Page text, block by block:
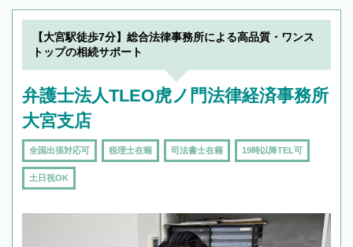
【大宮駅徒歩7分】総合法律事務所による高品質・ワンス
トップの相続サポート
弁護士法人TLEO虎ノ門法律経済事務所
大宮支店
全国出張対応可 税理士在籍 司法書士在籍 19時以降TEL可
土日祝OK